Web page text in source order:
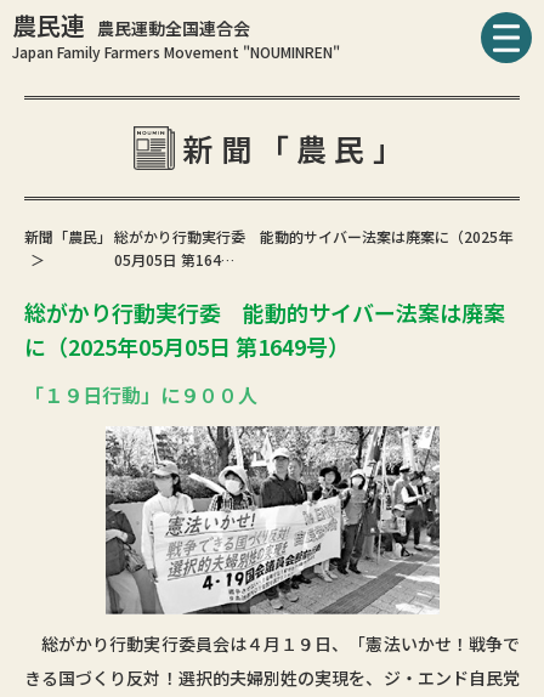
農民連 農民運動全国連合会
Japan Family Farmers Movement "NOUMINREN"
新聞「農民」
新聞「農民」 総がかり行動実行委 能動的サイバー法案は廃案に（2025年
05月05日 第164…
総がかり行動実行委 能動的サイバー法案は廃案
に（2025年05月05日 第1649号）
「１９日行動」に９００人
総がかり行動実行委員会は４月１９日、「憲法いかせ！戦争で
きる国づくり反対！選択的夫婦別姓の実現を、ジ・エンド自民党